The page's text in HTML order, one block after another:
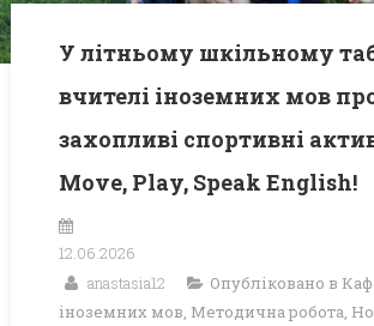
У літньому шкільному
вчителі іноземних мов
захопливі спортивні
Move, Play, Speak English!
12.06.2026
anastasia12
Опубліковано в
іноземних мов, Методична робота,